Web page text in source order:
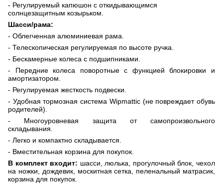
- Регулируемый капюшон с откидывающимся
солнцезащитным козырьком.
Шасси/рама:
- Облегченная алюминиевая рама.
- Телескопическая регулируемая по высоте ручка.
- Бескамерные колеса с подшипниками.
- Передние колеса поворотные с функцией блокировки и
амортизатором.
- Регулируемая жесткость подвески.
- Удобная тормозная система Wipmattic(не повреждает обувь
родителей).
- Многоуровневая защита от самопроизвольного
складывания.
- Легко и компактно складывается.
- Вместительная корзина для покупок.
В комплект входит: шасси, люлька,
прогулочный блок, чехол
на ножки, дождевик, москитная сетка, пеленальный матрасик,
корзина для покупок.